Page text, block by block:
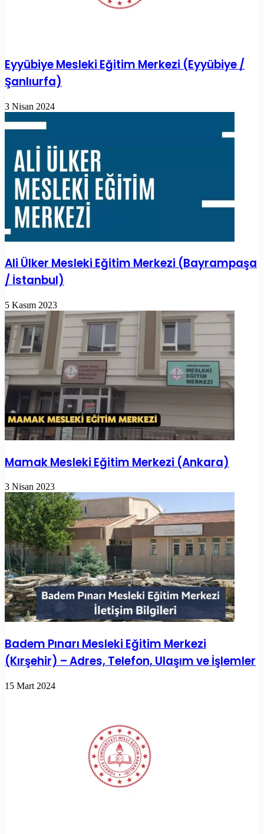
Eyyübiye Mesleki Eğitim Merkezi (Eyyübiye /
Şanlıurfa)
3 Nisan 2024
Ali Ülker Mesleki Eğitim Merkezi (Bayrampaşa
/ İstanbul)
5 Kasım 2023
Mamak Mesleki Eğitim Merkezi (Ankara)
3 Nisan 2023
Badem Pınarı Mesleki Eğitim Merkezi
(Kırşehir) – Adres, Telefon, Ulaşım ve İşlemler
15 Mart 2024